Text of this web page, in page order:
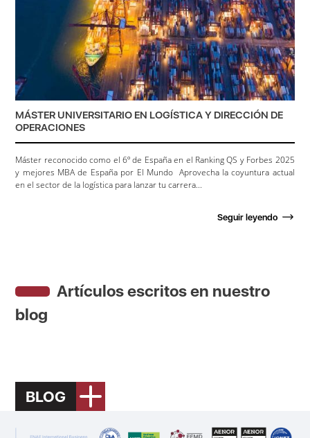
MÁSTER UNIVERSITARIO EN LOGÍSTICA Y DIRECCIÓN DE
OPERACIONES
Máster reconocido como el 6º de España en el Ranking QS y Forbes 2025
y mejores MBA de España por El Mundo Aprovecha la coyuntura actual
en el sector de la logística para lanzar tu carrera...
Seguir leyendo
Artículos escritos en nuestro
blog
BLOG